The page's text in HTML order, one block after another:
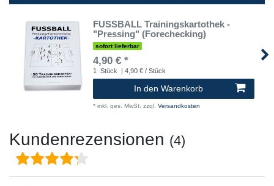
FUSSBALL Trainingskartothek -
"Pressing" (Forechecking)
sofort lieferbar
4,90 € *
1 Stück | 4,90 € / Stück
In den Warenkorb
* inkl. ges. MwSt. zzgl. Versandkosten
Kundenrezensionen (4)